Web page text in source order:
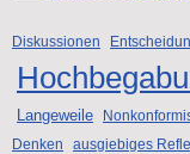
Diskussionen
Langeweile
Denken
ausgiebiges